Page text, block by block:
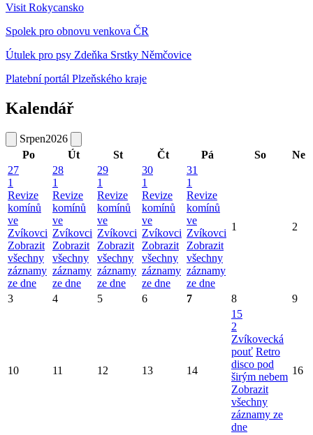
Visit Rokycansko
Spolek pro obnovu venkova ČR
Útulek pro psy Zdeňka Srstky Němčovice
Platební portál Plzeňského kraje
Kalendář
Srpen2026
Po
Út St Čt Pá So
Ne
27
1
Revize
komínů
ve
Zvíkovci
Zobrazit
všechny
záznamy
ze dne
28
1
Revize
komínů
ve
Zvíkovci
Zobrazit
všechny
záznamy
ze dne
29
1
Revize
komínů
ve
Zvíkovci
Zobrazit
všechny
záznamy
ze dne
30
1
Revize
komínů
ve
Zvíkovci
Zobrazit
všechny
záznamy
ze dne
31
1
Revize
komínů
ve
Zvíkovci
Zobrazit
všechny
záznamy
ze dne
1 2
3 4 5 6 7 8 9
10 11 12 13 14
15
2
Zvíkovecká
pouť Retro
disco pod
širým nebem
Zobrazit
všechny
záznamy ze
dne
16